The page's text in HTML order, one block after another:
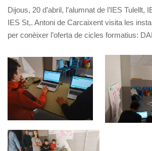
Dijous, 20 d’abril, l’alumnat de l’IES Tulellt,
IES St,. Antoni de Carcaixent visita les
per conèixer l’oferta de cicles formatius: